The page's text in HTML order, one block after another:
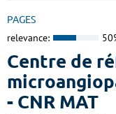
PAGES
relevance:
Centre de
- CNR MAT